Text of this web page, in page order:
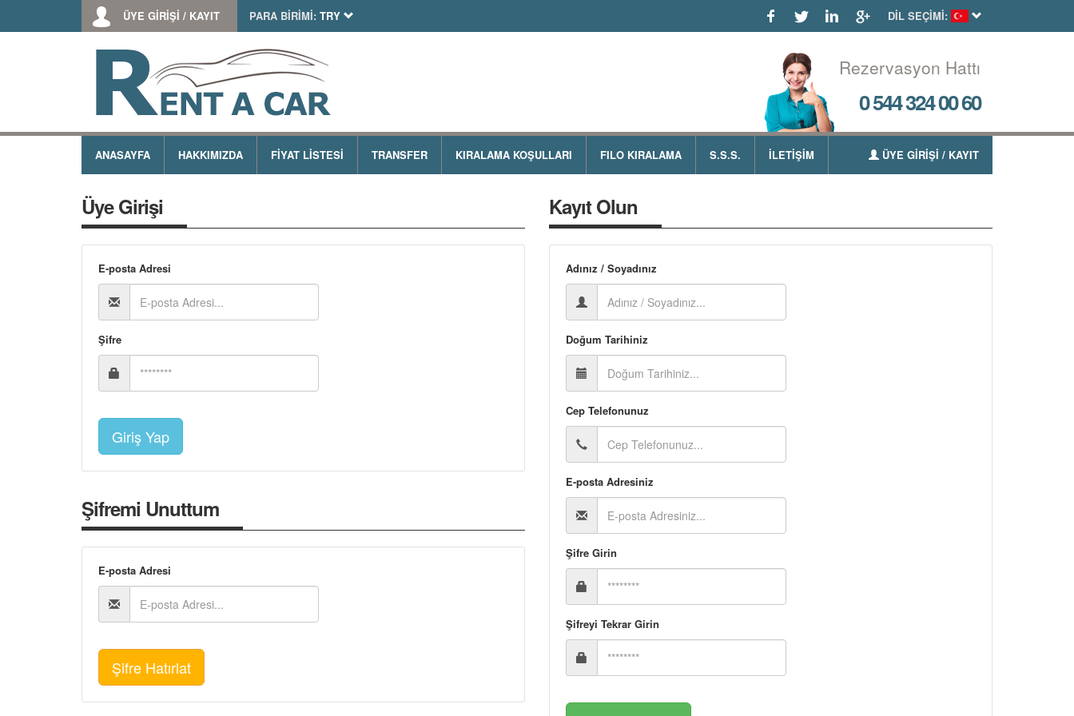
ÜYE GİRİŞİ / KAYIT PARA BİRİMİ: TRY DİL SEÇİMİ:
Rezervasyon Hattı
0 544 324 00 60
ANASAYFA HAKKIMIZDA FİYAT LİSTESİ TRANSFER KIRALAMA KOŞULLARI FILO KIRALAMA S.S.S. İLETİŞİM ÜYE GİRİŞİ / KAYIT
Üye Girişi
E-posta Adresi
Şifre
Şifremi Unuttum
E-posta Adresi
Kayıt Olun
Adınız / Soyadınız
Doğum Tarihiniz
Cep Telefonunuz
E-posta Adresiniz
Şifre Girin
Şifreyi Tekrar Girin